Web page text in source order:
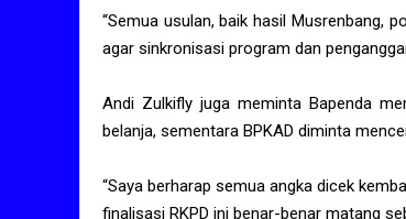
“Semua usulan, baik hasil Musrenbang,
agar sinkronisasi program dan
Andi Zulkifly juga meminta Bapenda
belanja, sementara BPKAD diminta
“Saya berharap semua angka dicek
finalisasi RKPD ini benar-benar matang